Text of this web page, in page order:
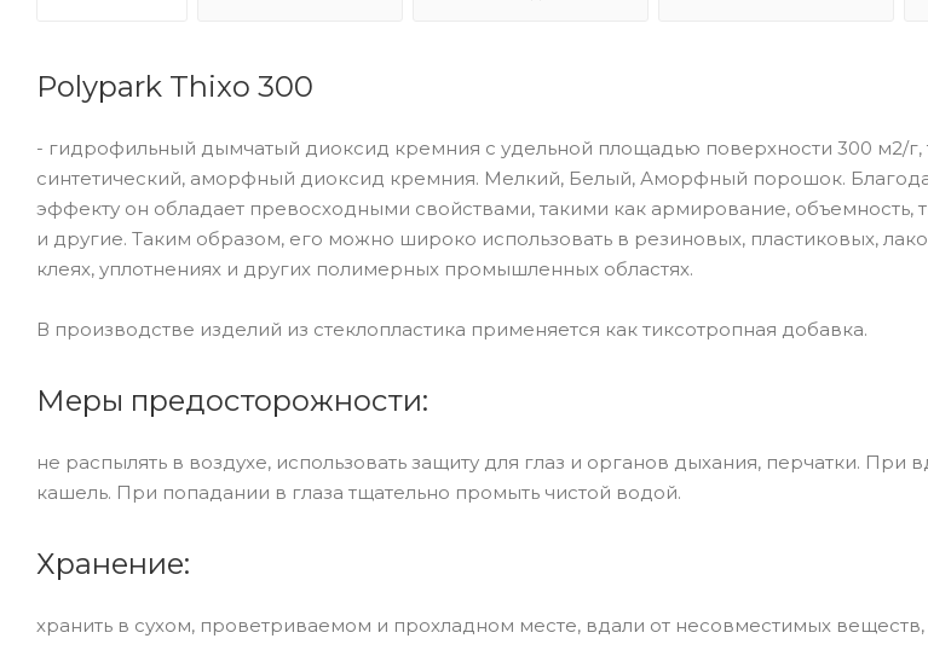
Polypark Thixo 300
- гидрофильный дымчатый диоксид кремния с удельной площадью поверхности 300 м2/г,
синтетический, аморфный диоксид кремния. Мелкий, Белый, Аморфный порошок.
эффекту он обладает превосходными свойствами, такими как армирование, объемность,
и другие. Таким образом, его можно широко использовать в резиновых, пластиковых,
клеях, уплотнениях и других полимерных промышленных областях.
В производстве изделий из стеклопластика применяется как тиксотропная добавка.
Меры предосторожности:
не распылять в воздухе, использовать защиту для глаз и органов дыхания, перчатки. При
кашель. При попадании в глаза тщательно промыть чистой водой.
Хранение:
хранить в сухом, проветриваемом и прохладном месте, вдали от несовместимых веществ,